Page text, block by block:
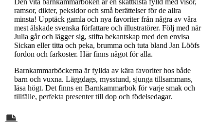
ramsor, dikter, peksidor och små berättelser för de allra
minsta! Upptäck gamla och nya favoriter från några av våra
mest älskade svenska författare och illustratörer. Följ med när
Julia går och lägger sig, stifta bekantskap med den envisa
Sickan eller titta och peka, brumma och tuta bland Jan Lööfs
fordon och farkoster. Här finns något för alla.
Barnkammarböckerna är fyllda av kära favoriter hos både
barn och vuxna. Läggdags, mysstund, sjunga tillsammans,
läsa högt. Det finns en Barnkammarbok för varje smak och
tillfälle, perfekta presenter till dop och födelsedagar.